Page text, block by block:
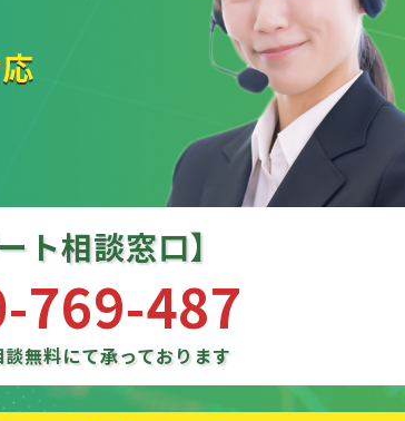
ト相談窓口】
769-487
談無料にて承っております